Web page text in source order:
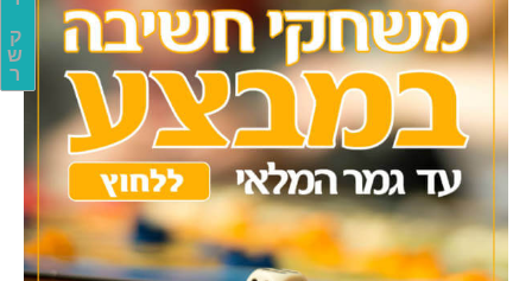
ק
ש
ר